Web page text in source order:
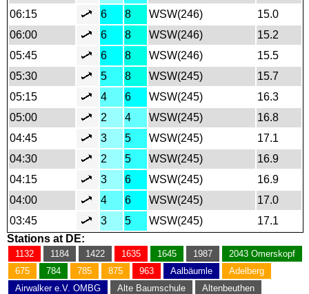
06:15
6 8 WSW(246)
15.0
06:00
6 8 WSW(246)
15.2
05:45
6 8 WSW(246)
15.5
05:30
5 8 WSW(245)
15.7
05:15
4 6 WSW(245)
16.3
05:00
2 4 WSW(245)
16.8
04:45
3 5 WSW(245)
17.1
04:30
2 5 WSW(245)
16.9
04:15
3 6 WSW(245)
16.9
04:00
4 6 WSW(245)
17.0
03:45
3 5 WSW(245)
17.1
Stations at DE:
1132 1184 1422 1635 1645 1987
2043 Omerskopf
675
784 785 875 963 Aalbäumle
Adelberg
Airwalker e.V. OMBG
Alte Baumschule
Altenbeuthen